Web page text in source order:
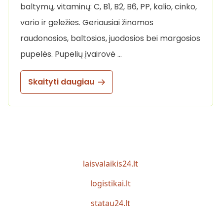
baltymų, vitaminų: C, B1, B2, B6, PP, kalio, cinko,
vario ir geležies. Geriausiai žinomos
raudonosios, baltosios, juodosios bei margosios
pupelės. Pupelių įvairovė …
Skaityti daugiau
laisvalaikis24.lt
logistikai.lt
statau24.lt